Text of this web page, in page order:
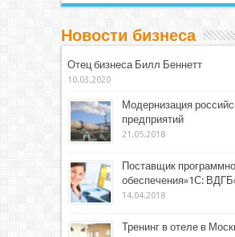
Новости бизнеса
Отец бизнеса Билл Беннетт
10.03.2020
Модернизация
предприятий
21.05.2018
Поставщик
обеспечения»1С:
14.04.2018
Тренинг в отеле в